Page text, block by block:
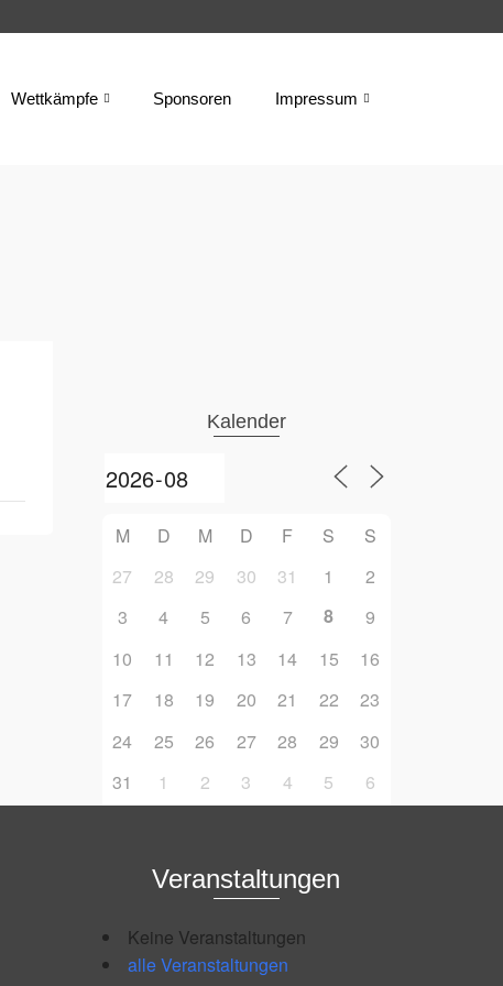
Wettkämpfe Sponsoren Impressum
Kalender
M D M D F S
S
27
28 29 30 31 1
2
3
4 5 6 7 8
9
10
11 12 13 14 15
16
17
18 19 20 21 22
23
24
25 26 27 28 29
30
31
1 2 3 4 5 6
Veranstaltungen
Keine Veranstaltungen
alle Veranstaltungen